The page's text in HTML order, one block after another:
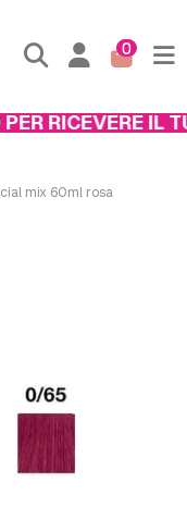
0
RICEVERE IL
mix 60ml rosa